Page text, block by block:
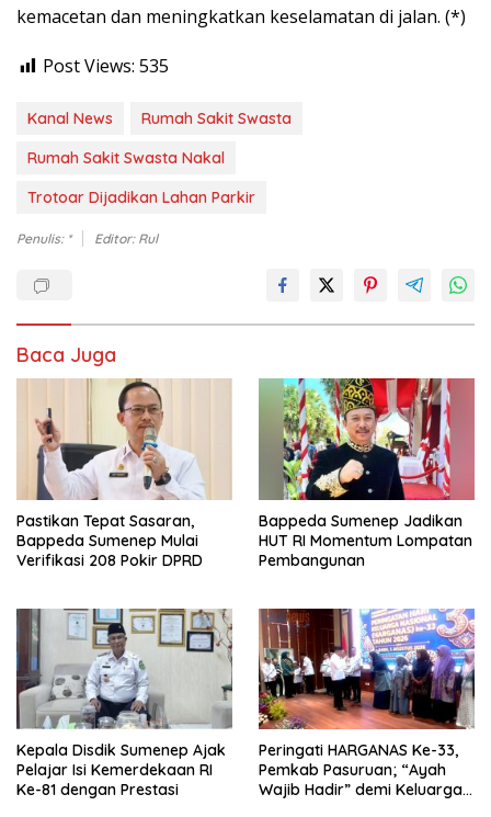
kemacetan dan meningkatkan keselamatan di jalan. (*)
Post Views: 535
Kanal News
Rumah Sakit Swasta
Rumah Sakit Swasta Nakal
Trotoar Dijadikan Lahan Parkir
Penulis: * Editor: Rul
Baca Juga
Pastikan Tepat Sasaran,
Bappeda Sumenep Mulai
Verifikasi 208 Pokir DPRD
Bappeda Sumenep Jadikan
HUT RI Momentum Lompatan
Pembangunan
Kepala Disdik Sumenep Ajak
Pelajar Isi Kemerdekaan RI
Ke-81 dengan Prestasi
Peringati HARGANAS Ke-33,
Pemkab Pasuruan; “Ayah
Wajib Hadir” demi Keluarga